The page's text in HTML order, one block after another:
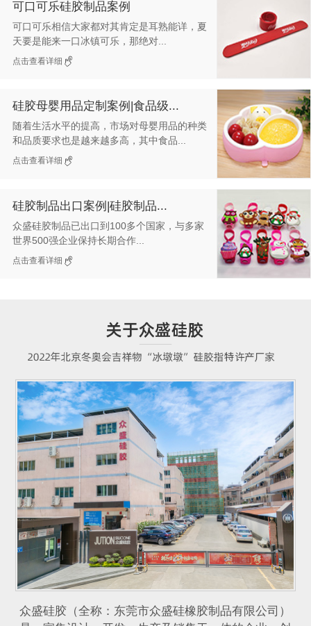
可口可乐硅胶制品案例
可口可乐相信大家都对其肯定是耳熟能详，夏
天要是能来一口冰镇可乐，那绝对...
点击查看详细
硅胶母婴用品定制案例|食品级...
随着生活水平的提高，市场对母婴用品的种类
和品质要求也是越来越多高，其中食品...
点击查看详细
硅胶制品出口案例|硅胶制品...
众盛硅胶制品已出口到100多个国家，与多家
世界500强企业保持长期合作...
点击查看详细
众盛硅胶（全称：东莞市众盛硅橡胶制品有限公司）